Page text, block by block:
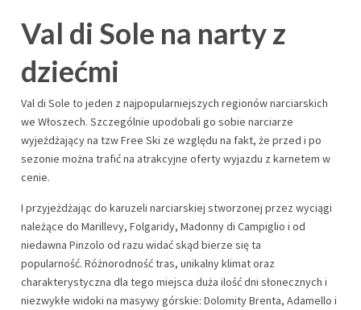
Val di Sole na narty z
dziećmi
Val di Sole to jeden z najpopularniejszych regionów narciarskich
we Włoszech. Szczególnie upodobali go sobie narciarze
wyjeżdżający na tzw Free Ski ze względu na fakt, że przed i po
sezonie można trafić na atrakcyjne oferty wyjazdu z karnetem w
cenie.
I przyjeżdżając do karuzeli narciarskiej stworzonej przez wyciągi
należące do Marillevy, Folgaridy, Madonny di Campiglio i od
niedawna Pinzolo od razu widać skąd bierze się ta
popularność. Różnorodność tras, unikalny klimat oraz
charakterystyczna dla tego miejsca duża ilość dni słonecznych i
niezwykłe widoki na masywy górskie: Dolomity Brenta, Adamello i